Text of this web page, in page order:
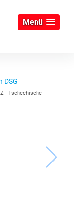
Menü
DSG
- Tschechische